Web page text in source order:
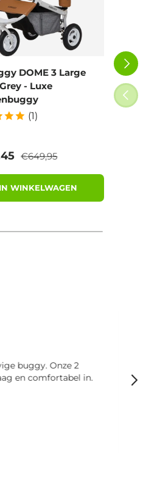
DOME 3 Large
- Luxe
(1)
Reguliere prijs
€649,95
IN WINKELWAGEN
Onze 2
en comfortabel in.